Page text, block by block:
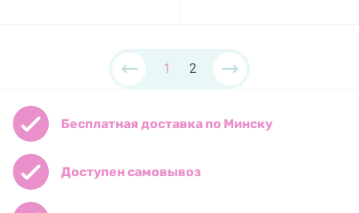
1 2
Бесплатная доставка по Минску
Доступен самовывоз